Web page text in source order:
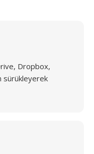
Dropbox,
sürükleyerek